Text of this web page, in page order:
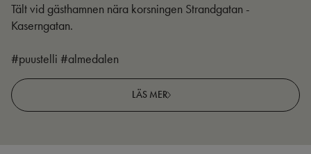
Tält vid gästhamnen nära korsningen Strandgatan -
Kaserngatan.
#puustelli #almedalen
LÄS MER